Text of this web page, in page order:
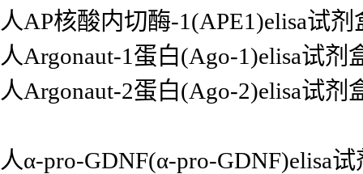
人AP核酸内切酶-1(APE1)elisa试剂
人Argonaut-1蛋白(Ago-1)elisa试剂
人Argonaut-2蛋白(Ago-2)elisa试剂
人α-pro-GDNF(α-pro-GDNF)elisa